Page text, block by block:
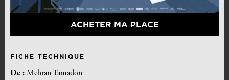
ACHETER MA PLACE
FICHE TECHNIQUE
De : Mehran Tamadon